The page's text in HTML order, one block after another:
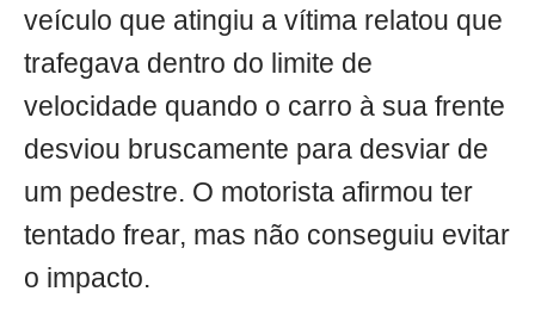
veículo que atingiu a vítima relatou que
trafegava dentro do limite de
velocidade quando o carro à sua frente
desviou bruscamente para desviar de
um pedestre. O motorista afirmou ter
tentado frear, mas não conseguiu evitar
o impacto.